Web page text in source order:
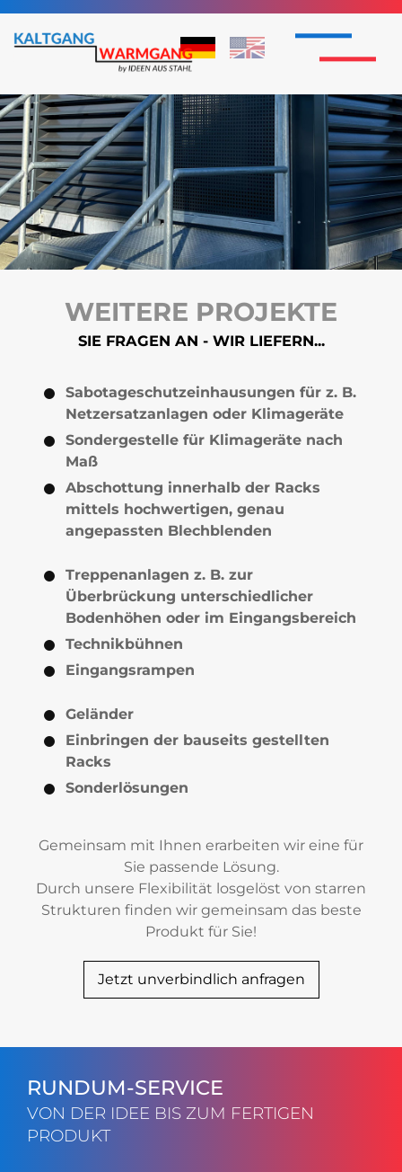
WEITERE PROJEKTE
SIE FRAGEN AN - WIR LIEFERN...
Sabotageschutzeinhausungen für z. B.
Netzersatzanlagen oder Klimageräte
Sondergestelle für Klimageräte nach
Maß
Abschottung innerhalb der Racks
mittels hochwertigen, genau
angepassten Blechblenden
Treppenanlagen z. B. zur
Überbrückung unterschiedlicher
Bodenhöhen oder im Eingangsbereich
Technikbühnen
Eingangsrampen
Geländer
Einbringen der bauseits gestellten
Racks
Sonderlösungen
Gemeinsam mit Ihnen erarbeiten wir eine für
Sie passende Lösung.
Durch unsere Flexibilität losgelöst von starren
Strukturen finden wir gemeinsam das beste
Produkt für Sie!
Jetzt unverbindlich anfragen
RUNDUM-SERVICE
VON DER IDEE BIS ZUM FERTIGEN
PRODUKT